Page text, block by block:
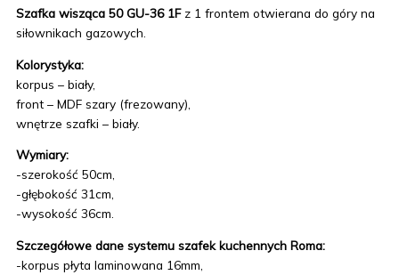
Szafka wisząca 50 GU-36 1F z 1 frontem otwierana do góry na
siłownikach gazowych.
Kolorystyka:
korpus – biały,
front – MDF szary (frezowany),
wnętrze szafki – biały.
Wymiary:
-szerokość 50cm,
-głębokość 31cm,
-wysokość 36cm.
Szczegółowe dane systemu szafek kuchennych Roma:
-korpus płyta laminowana 16mm,